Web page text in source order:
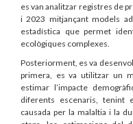
es van analitzar registres de
i 2023 mitjançant models
estadística que permet
ecològiques complexes.
Posteriorment, es va
primera, es va utilitzar un
estimar l’impacte
diferents escenaris, tenint
causada per la malaltia i la